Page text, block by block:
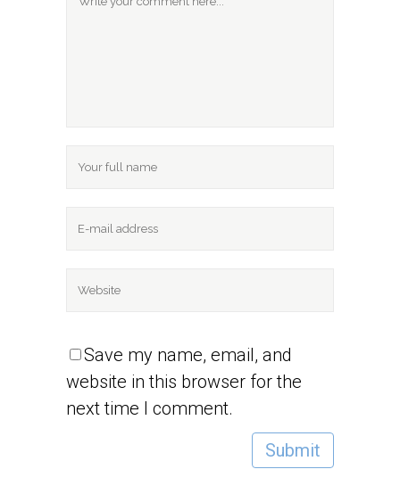
Save my name, email, and
website in this browser for the
next time I comment.